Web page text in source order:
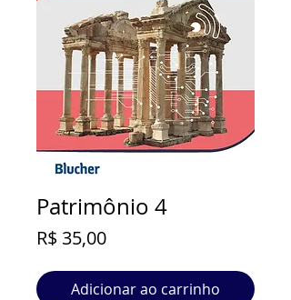
Patrimônio 4
R$ 35,00Preço
Adicionar ao carrinho